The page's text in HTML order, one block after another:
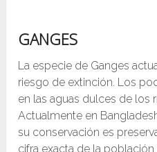
GANGES
La especie de Ganges
riesgo de extinción. Los
en las aguas dulces de los
Actualmente en
su conservación es
cifra exacta de la